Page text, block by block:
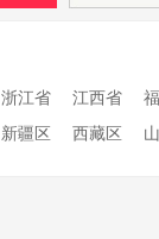
浙江省 江西省
新疆区 西藏区